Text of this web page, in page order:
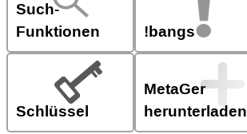
Such-
Funktionen
!bangs
Schlüssel
MetaGer
herunterladen